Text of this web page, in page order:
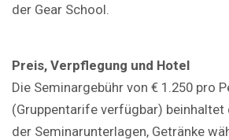
der Gear School.
Preis, Verpflegung und Hotel
Die Seminargebühr von € 1.250 pro
(Gruppentarife verfügbar) beinhaltet
der Seminarunterlagen, Getränke